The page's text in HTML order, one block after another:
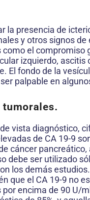
la presencia de
y otros signos de
como el compromiso
izquierdo, ascitis
El fondo de la
palpable en
tumorales.
vista diagnóstico,
de CA 19-9
cáncer pancreático,
debe ser utilizado
los demás
que el CA 19-9 no
encima de 90 U/